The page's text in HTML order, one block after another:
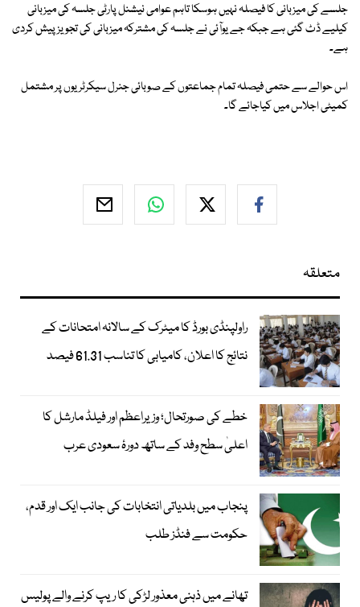
جلسے کی میزبانی کا فیصلہ نہیں ہوسکاتاہم عوامی نیشنل پارٹی جلسہ کی میزبانی
کیلیے ڈٹ گئی ہے جبکہ جے یوآئی نے جلسہ کی مشترکہ میزبانی کی تجویز پیش کردی
ہے۔
اس حوالے سے حتمی فیصلہ تمام جماعتوں کے صوبائی جنرل سیکرٹریوں پر مشتمل
کمیٹی اجلاس میں کیاجائے گا۔
متعلقہ
راولپنڈی بورڈ کا میٹرک کے سالانہ امتحانات کے
نتائج کا اعلان، کامیابی کا تناسب 61.31 فیصد
خطے کی صورتحال؛ وزیراعظم اور فیلڈ مارشل کا
اعلیٰ سطح وفد کے ساتھ دورۂ سعودی عرب
پنجاب میں بلدیاتی انتخابات کی جانب ایک اور قدم،
حکومت سے فنڈز طلب
تھانے میں ذہنی معذور لڑکی کا ریپ کرنے والے پولیس